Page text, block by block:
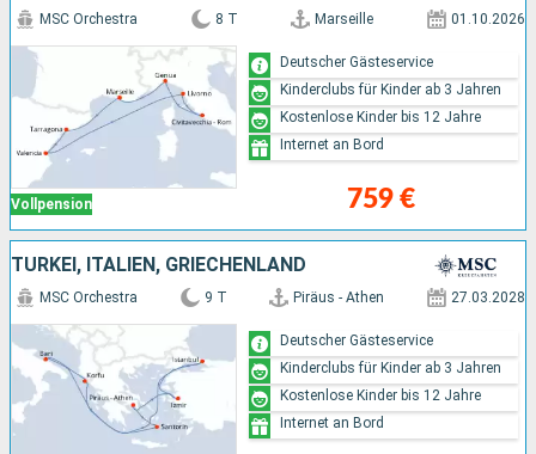
Vollpension
MSC Orchestra 8 T Marseille 01.10.2026
759 €
Deutscher Gästeservice
Kinderclubs für Kinder ab 3 Jahren
Kostenlose Kinder bis 12 Jahre
Internet an Bord
TÜRKEI, ITALIEN, GRIECHENLAND
MSC Orchestra 9 T Piräus - Athen 27.03.2028
Deutscher Gästeservice
Kinderclubs für Kinder ab 3 Jahren
Kostenlose Kinder bis 12 Jahre
Internet an Bord